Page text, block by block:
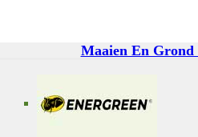
Maaien En Grond